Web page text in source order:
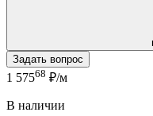
Задать вопрос
1 57568 ₽/м
В наличии